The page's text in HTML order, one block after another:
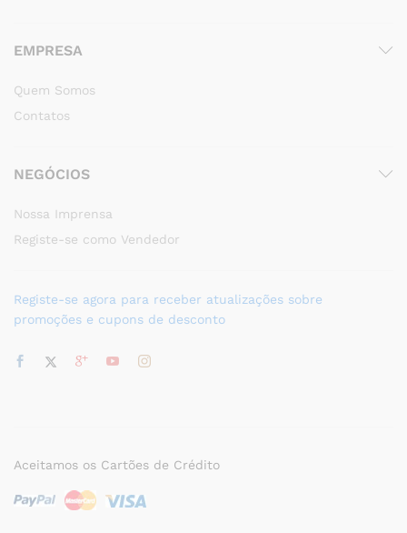
EMPRESA
Quem Somos
Contatos
NEGÓCIOS
Nossa Imprensa
Registe-se como Vendedor
Registe-se agora para receber atualizações sobre
promoções e cupons de desconto
Aceitamos os Cartões de Crédito